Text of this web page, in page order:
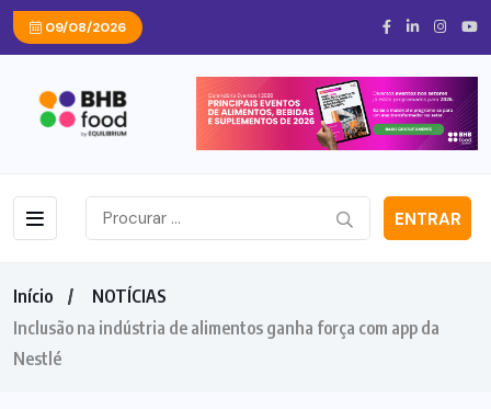
09/08/2026
ENTRAR
Início
NOTÍCIAS
Inclusão na indústria de alimentos ganha força com app da
Nestlé